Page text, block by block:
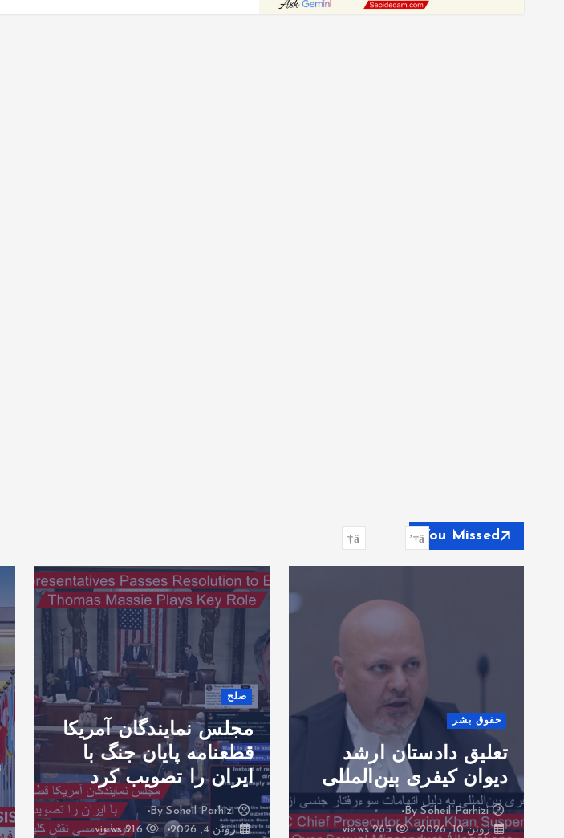
You Missed
حقوق بشر
تعلیق دادستان ارشد
دیوان کیفری بین‌المللی
By
Soheil Parhizi
ژوئن 10, 2026
265 views
صلح
مجلس نمایندگان آمریکا
قطعنامه پایان جنگ با
ایران را تصویب کرد
By
Soheil Parhizi
ژوئن 4, 2026